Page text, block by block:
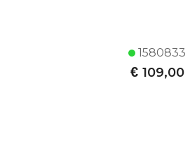
1580833
€ 109,00